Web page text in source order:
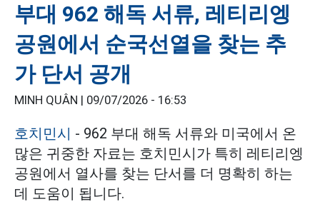
부대 962 해독 서류, 레티리엥
공원에서 순국선열을 찾는 추
가 단서 공개
MINH QUÂN | 09/07/2026 - 16:53
호치민시 - 962 부대 해독 서류와 미국에서 온
많은 귀중한 자료는 호치민시가 특히 레티리엥
공원에서 열사를 찾는 단서를 더 명확히 하는
데 도움이 됩니다.